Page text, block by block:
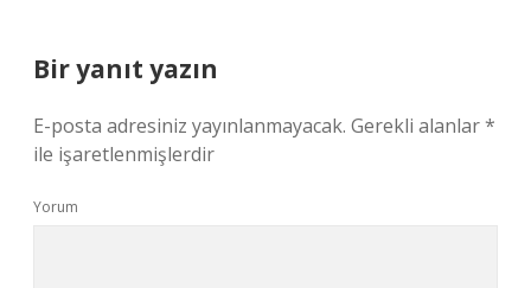
Bir yanıt yazın
E-posta adresiniz yayınlanmayacak. Gerekli alanlar*
ile işaretlenmişlerdir
Yorum